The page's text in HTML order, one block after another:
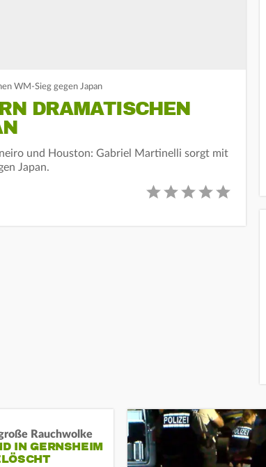
WM-Sieg gegen Japan
DRAMATISCHEN
und Houston: Gabriel Martinelli sorgt mit
Japan.
Rauchwolke
IN GERNSHEIM E